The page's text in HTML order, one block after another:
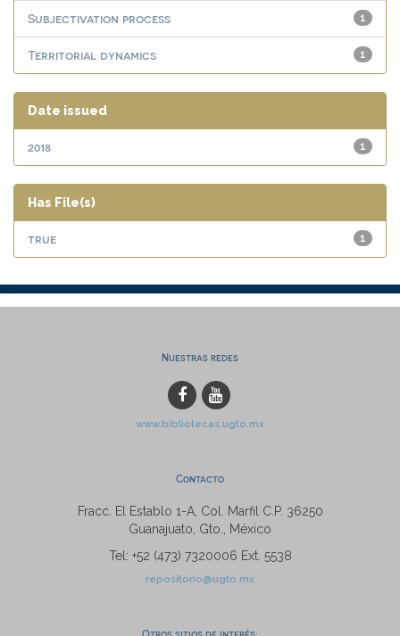
1
Subjectivation process
1
Territorial dynamics
Date issued
1
2018
Has File(s)
1
true
Nuestras redes
www.bibliotecas.ugto.mx
Contacto
Fracc. El Establo 1-A, Col. Marfil C.P. 36250
Guanajuato, Gto., México
Tel: +52 (473) 7320006 Ext. 5538
repositorio@ugto.mx